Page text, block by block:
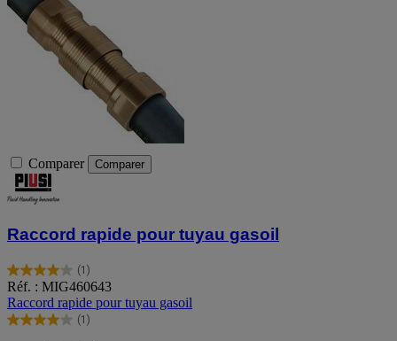
Comparer Comparer
Raccord rapide pour tuyau gasoil
(1)
4.0
sur
5
étoiles.
Réf. : MIG460643
Raccord rapide pour tuyau gasoil
(1)
4.0